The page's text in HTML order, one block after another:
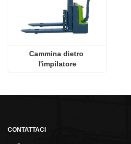
Cammina dietro
l'impilatore
CONTATTACI